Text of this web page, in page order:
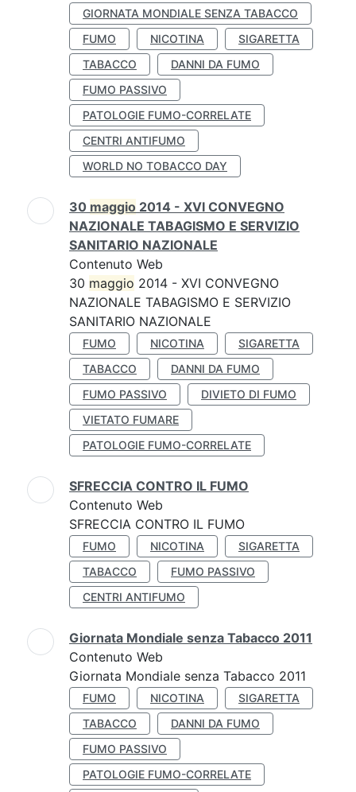
GIORNATA MONDIALE SENZA TABACCO
FUMO
NICOTINA
SIGARETTA
TABACCO
DANNI DA FUMO
FUMO PASSIVO
PATOLOGIE FUMO-CORRELATE
CENTRI ANTIFUMO
WORLD NO TOBACCO DAY
30 maggio 2014 - XVI CONVEGNO
NAZIONALE TABAGISMO E SERVIZIO
SANITARIO NAZIONALE
Contenuto Web
30 maggio 2014 - XVI CONVEGNO
NAZIONALE TABAGISMO E SERVIZIO
SANITARIO NAZIONALE
FUMO NICOTINA
SIGARETTA
TABACCO
DANNI DA FUMO
FUMO PASSIVO
DIVIETO DI FUMO
VIETATO FUMARE
PATOLOGIE FUMO-CORRELATE
SFRECCIA CONTRO IL FUMO
Contenuto Web
SFRECCIA CONTRO IL FUMO
FUMO NICOTINA
SIGARETTA
TABACCO
FUMO PASSIVO
CENTRI ANTIFUMO
Giornata Mondiale senza Tabacco 2011
Contenuto Web
Giornata Mondiale senza Tabacco 2011
FUMO NICOTINA
SIGARETTA
TABACCO
DANNI DA FUMO
FUMO PASSIVO
PATOLOGIE FUMO-CORRELATE